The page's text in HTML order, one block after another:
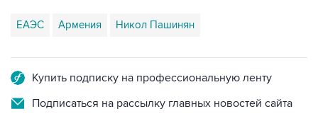
ЕАЭС Армения Никол Пашинян
Купить подписку на профессиональную ленту
Подписаться на рассылку главных новостей сайта